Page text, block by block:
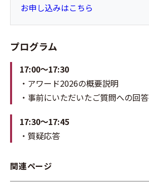
お申し込みはこちら
プログラム
17:00～17:30
・アワード2026の概要説明
・事前にいただいたご質問への回答
17:30～17:45
・質疑応答
関連ページ